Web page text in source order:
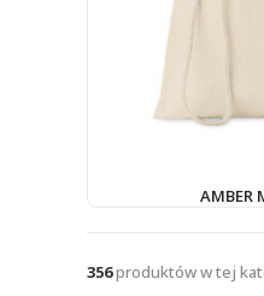
AMBER
356produktów w tej